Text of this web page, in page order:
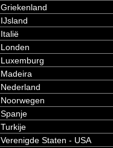
Griekenland
IJsland
Italië
Londen
Luxemburg
Madeira
Nederland
Noorwegen
Spanje
Turkije
Verenigde Staten - USA